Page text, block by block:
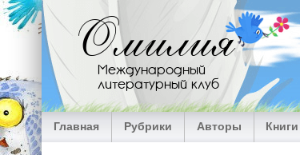
Перейти к основному содержанию
Омилия
Международный
литературный клуб
Главная Рубрики Авторы Книги